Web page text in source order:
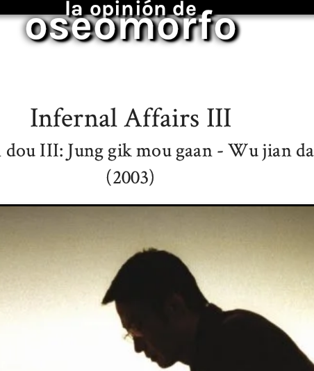
la opinión de
oseomorfo
Infernal Affairs III
dou III: Jung gik mou gaan - Wu jian
(2003)